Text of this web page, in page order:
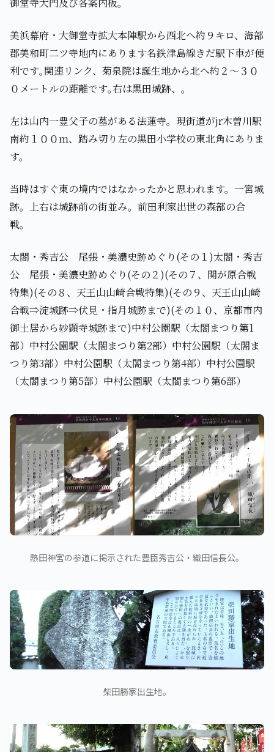
御堂寺大門及び各案内板。
美浜幕府・大御堂寺拡大本陣駅から西北へ約９キロ、海部
郡美和町二ツ寺地内にあります名鉄津島線きだ駅下車が便
利です｡関連リンク、菊泉院は誕生地から北へ約２～３０
０メートルの距離です｡右は黒田城跡、。
左は山内一豊父子の墓がある法蓮寺。現街道がjr木曽川駅
南約１００ｍ、踏み切り左の黒田小学校の東北角にありま
す。
当時はすぐ東の境内ではなかったかと思われます。一宮城
跡。上右は城跡前の街並み。前田利家出世の森部の合
戦。
太閤・秀吉公 尾張・美濃史跡めぐり(その１)太閤・秀吉
公 尾張・美濃史跡めぐり(その２)(その７、関が原合戦
特集)(その８、天王山山崎合戦特集)(その９、天王山山崎
合戦⇒淀城跡⇒伏見・指月城跡まで)(その１０、京都市内
御土居から妙顕寺城跡まで)中村公園駅（太閤まつり第1
部）中村公園駅（太閤まつり第2部）中村公園駅（太閤ま
つり第3部）中村公園駅（太閤まつり第4部）中村公園駅
（太閤まつり第5部）中村公園駅（太閤まつり第6部）
熱田神宮の参道に掲示された豊臣秀吉公・織田信長公。
柴田勝家出生地。